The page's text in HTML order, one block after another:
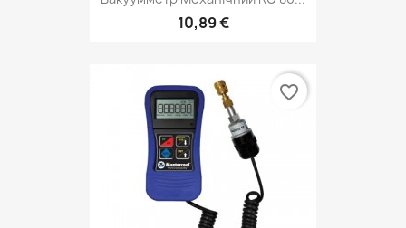
10,89 €
favorite_border